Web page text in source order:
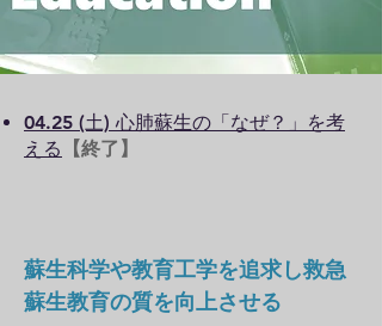
04.25 (土) 心肺蘇生の「なぜ？」を考
える
【終了】
​蘇生科学や教育工学を追求し救急
蘇生教育の質を向上させる